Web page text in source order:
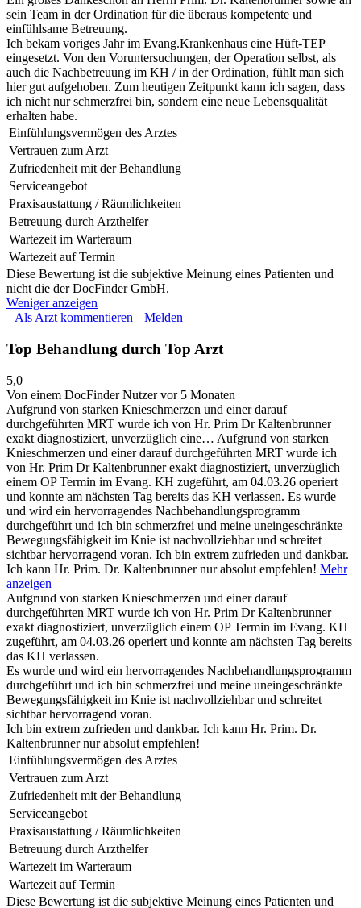
sein Team in der Ordination für die überaus kompetente und
einfühlsame Betreuung.
Ich bekam voriges Jahr im Evang.Krankenhaus eine Hüft-TEP
eingesetzt. Von den Voruntersuchungen, der Operation selbst, als
auch die Nachbetreuung im KH / in der Ordination, fühlt man sich
hier gut aufgehoben. Zum heutigen Zeitpunkt kann ich sagen, dass
ich nicht nur schmerzfrei bin, sondern eine neue Lebensqualität
erhalten habe.
Einfühlungsvermögen des Arztes
Vertrauen zum Arzt
Zufriedenheit mit der Behandlung
Serviceangebot
Praxisaustattung / Räumlichkeiten
Betreuung durch Arzthelfer
Wartezeit im Warteraum
Wartezeit auf Termin
Diese Bewertung ist die subjektive Meinung eines Patienten und
nicht die der DocFinder GmbH.
Weniger anzeigen
Als Arzt kommentieren
Melden
Top Behandlung durch Top Arzt
5,0
Von einem DocFinder Nutzervor 5 Monaten
Aufgrund von starken Knieschmerzen und einer darauf
durchgeführten MRT wurde ich von Hr. Prim Dr Kaltenbrunner
exakt diagnostiziert, unverzüglich eine… Aufgrund von starken
Knieschmerzen und einer darauf durchgeführten MRT wurde ich
von Hr. Prim Dr Kaltenbrunner exakt diagnostiziert, unverzüglich
einem OP Termin im Evang. KH zugeführt, am 04.03.26 operiert
und konnte am nächsten Tag bereits das KH verlassen. Es wurde
und wird ein hervorragendes Nachbehandlungsprogramm
durchgeführt und ich bin schmerzfrei und meine uneingeschränkte
Bewegungsfähigkeit im Knie ist nachvollziehbar und schreitet
sichtbar hervorragend voran. Ich bin extrem zufrieden und dankbar.
Ich kann Hr. Prim. Dr. Kaltenbrunner nur absolut empfehlen! Mehr
anzeigen
Aufgrund von starken Knieschmerzen und einer darauf
durchgeführten MRT wurde ich von Hr. Prim Dr Kaltenbrunner
exakt diagnostiziert, unverzüglich einem OP Termin im Evang. KH
zugeführt, am 04.03.26 operiert und konnte am nächsten Tag bereits
das KH verlassen.
Es wurde und wird ein hervorragendes Nachbehandlungsprogramm
durchgeführt und ich bin schmerzfrei und meine uneingeschränkte
Bewegungsfähigkeit im Knie ist nachvollziehbar und schreitet
sichtbar hervorragend voran.
Ich bin extrem zufrieden und dankbar. Ich kann Hr. Prim. Dr.
Kaltenbrunner nur absolut empfehlen!
Einfühlungsvermögen des Arztes
Vertrauen zum Arzt
Zufriedenheit mit der Behandlung
Serviceangebot
Praxisaustattung / Räumlichkeiten
Betreuung durch Arzthelfer
Wartezeit im Warteraum
Wartezeit auf Termin
Diese Bewertung ist die subjektive Meinung eines Patienten und